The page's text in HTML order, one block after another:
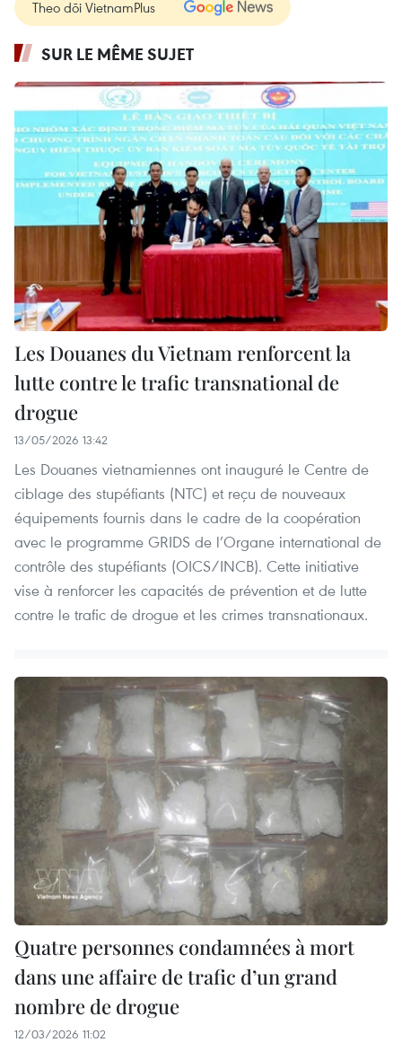
Theo dõi VietnamPlus
SUR LE MÊME SUJET
Les Douanes du Vietnam renforcent la
lutte contre le trafic transnational de
drogue
13/05/2026 13:42
Les Douanes vietnamiennes ont inauguré le Centre de
ciblage des stupéfiants (NTC) et reçu de nouveaux
équipements fournis dans le cadre de la coopération
avec le programme GRIDS de l’Organe international de
contrôle des stupéfiants (OICS/INCB). Cette initiative
vise à renforcer les capacités de prévention et de lutte
contre le trafic de drogue et les crimes transnationaux.
Quatre personnes condamnées à mort
dans une affaire de trafic d’un grand
nombre de drogue
12/03/2026 11:02